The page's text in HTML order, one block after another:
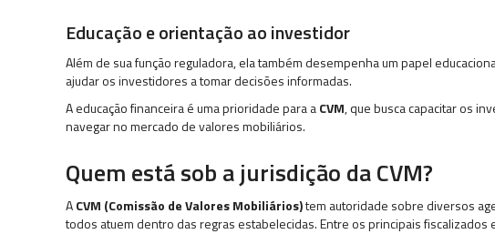
Educação e orientação ao investidor
Além de sua função reguladora, ela também desempenha um papel
ajudar os investidores a tomar decisões informadas.
A educação financeira é uma prioridade para aCVM, que busca capacitar os
navegar no mercado de valores mobiliários.
Quem está sob a jurisdição da CVM?
ACVM (Comissão de Valores Mobiliários)tem autoridade sobre diversos
todos atuem dentro das regras estabelecidas. Entre os principais fiscalizados